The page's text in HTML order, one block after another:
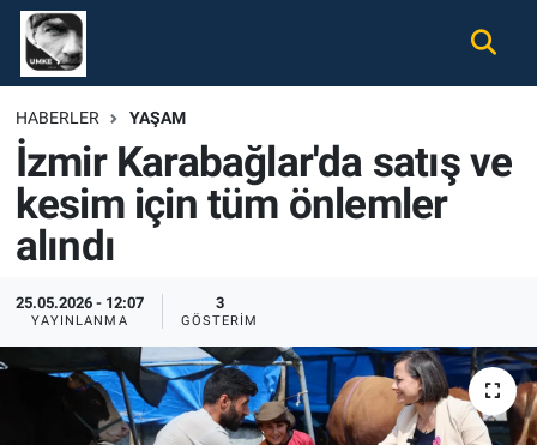
HABERLER YAŞAM
İzmir Karabağlar'da satış ve
kesim için tüm önlemler
alındı
25.05.2026 - 12:07
YAYINLANMA
3
GÖSTERIM
Gündem
Ekonomi
Spor
Tüm Haberler
İletişim
Nöbetçi Eczaneler
Hava Durumu
Namaz Vakitleri
Süper Lig Puan Durumu ve Fikstür
Tüm Manşetler